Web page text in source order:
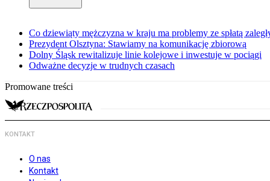
Co dziewiąty mężczyzna w kraju ma problemy ze spłatą
Prezydent Olsztyna: Stawiamy na komunikację zbiorową
Dolny Śląsk rewitalizuje linie kolejowe i inwestuje w pociągi
Odważne decyzje w trudnych czasach
Promowane treści
KONTAKT
O nas
Kontakt